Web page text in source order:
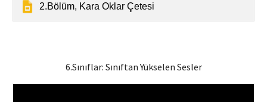
2.Bölüm, Kara Oklar Çetesi
6.Sınıflar: Sınıftan Yükselen Sesler